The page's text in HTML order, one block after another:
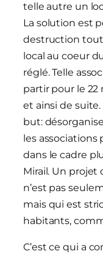
telle autre un
La solution est
destruction
local au coeur
réglé. Telle
partir pour le 22
et ainsi de suite.
but:
les associations
dans le cadre
Mirail. Un projet
n’est pas
mais qui est
habitants,
C’est ce qui a